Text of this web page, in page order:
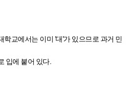
학교에서는 이미 '대'가 있으므로 과거 민
입에 붙어 있다.